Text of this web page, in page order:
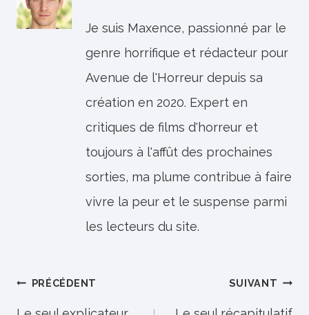
Je suis Maxence, passionné par le
genre horrifique et rédacteur pour
Avenue de l'Horreur depuis sa
création en 2020. Expert en
critiques de films d'horreur et
toujours à l'affût des prochaines
sorties, ma plume contribue à faire
vivre la peur et le suspense parmi
les lecteurs du site.
Navigation
PRÉCÉDENT SUIVANT